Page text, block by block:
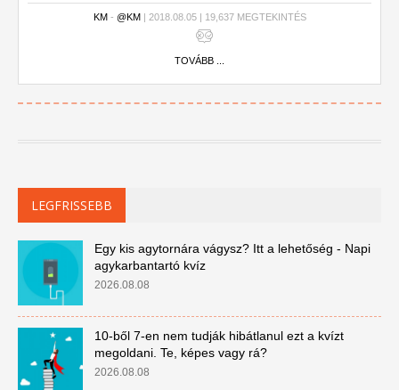
KM- @KM| 2018.08.05 | 19,637 MEGTEKINTÉS
TOVÁBB ...
LEGFRISSEBB
Egy kis agytornára vágysz? Itt a lehetőség - Napi
agykarbantartó kvíz
2026.08.08
10-ből 7-en nem tudják hibátlanul ezt a kvízt
megoldani. Te, képes vagy rá?
2026.08.08